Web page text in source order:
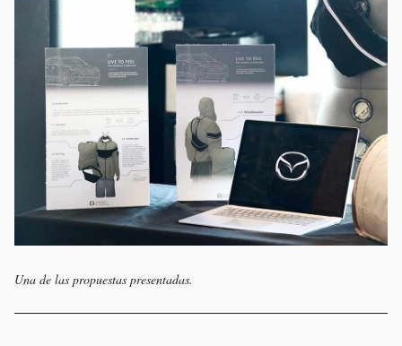
Una de las propuestas presentadas.